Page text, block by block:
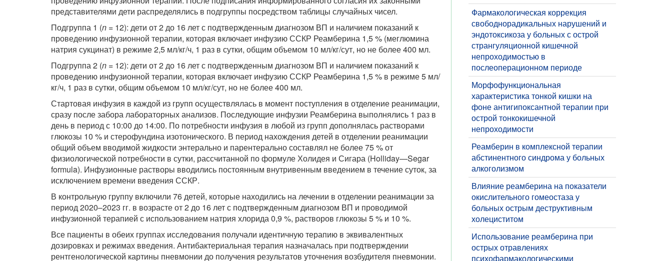
представителями дети распределялись в подгруппы посредством таблицы случайных чисел.
Подгруппа 1 (n = 12): дети от 2 до 16 лет с подтвержденным диагнозом ВП и наличием показаний к
проведению инфузионной терапии, которая включает инфузию ССКР Реамберина 1,5 % (меглюмина
натрия сукцинат) в режиме 2,5 мл/кг/ч, 1 раз в сутки, общим объемом 10 мл/кг/сут, но не более 400 мл.
Подгруппа 2 (n = 12): дети от 2 до 16 лет с подтвержденным диагнозом ВП и наличием показаний к
проведению инфузионной терапии, которая включает инфузию ССКР Реамберина 1,5 % в режиме 5 мл/
кг/ч, 1 раз в сутки, общим объемом 10 мл/кг/сут, но не более 400 мл.
Стартовая инфузия в каждой из групп осуществлялась в момент поступления в отделение реанимации,
сразу после забора лабораторных анализов. Последующие инфузии Реамберина выполнялись 1 раз в
день в период с 10:00 до 14:00. По потребности инфузия в любой из групп дополнялась растворами
глюкозы 10 % и стерофундина изотонического. В период нахождения детей в отделении реанимации
общий объем вводимой жидкости энтерально и парентерально составлял не более 75 % от
физиологической потребности в сутки, рассчитанной по формуле Холидея и Сигара (Holliday—Segar
formula). Инфузионные растворы вводились постоянным внутривенным введением в течение суток, за
исключением времени введения ССКР.
В контрольную группу включили 76 детей, которые находились на лечении в отделении реанимации за
период 2020–2023 гг. в возрасте от 2 до 16 лет с подтвержденным диагнозом ВП и проводимой
инфузионной терапией с использованием натрия хлорида 0,9 %, растворов глюкозы 5 % и 10 %.
Все пациенты в обеих группах исследования получали идентичную терапию в эквивалентных
дозировках и режимах введения. Антибактериальная терапия назначалась при подтверждении
рентгенологической картины пневмонии до получения результатов уточнения возбудителя пневмонии.
Фармакологическая коррекция
свободнорадикальных нарушений и
эндотоксикоза у больных с острой
странгуляционной кишечной
непроходимостью в
послеоперационном периоде
Морфофункциональная
характеристика тонкой кишки на
фоне антигипоксантной терапии при
острой тонкокишечной
непроходимости
​Реамберин в комплексной терапии
абстинентного синдрома у больных
алкоголизмом
​Влияние реамберина на показатели
окислительного гомеостаза у
больных острым деструктивным
холециститом
​Использование реамберина при
острых отравлениях
психофармакологическими